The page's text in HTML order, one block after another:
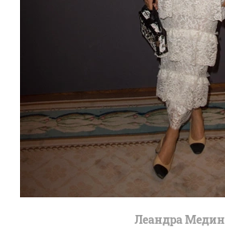
Леандра Медин